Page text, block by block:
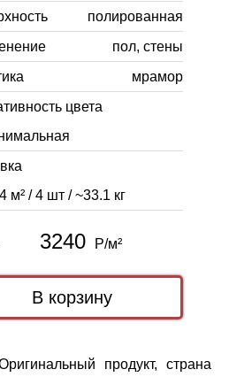
полированная
пол, стены
мрамор
цвета
м² / 4 шт / ~33.1 кг
3240 Р/м²
продукт, страна